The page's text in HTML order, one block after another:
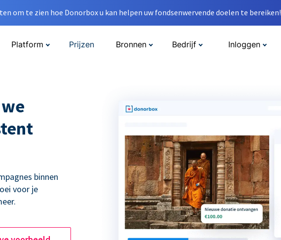
om te zien hoe Donorbox u kan helpen uw fondsenwervende doelen te bereiken!
Platform Prijzen Bronnen Bedrijf Inloggen
binnen
voor je